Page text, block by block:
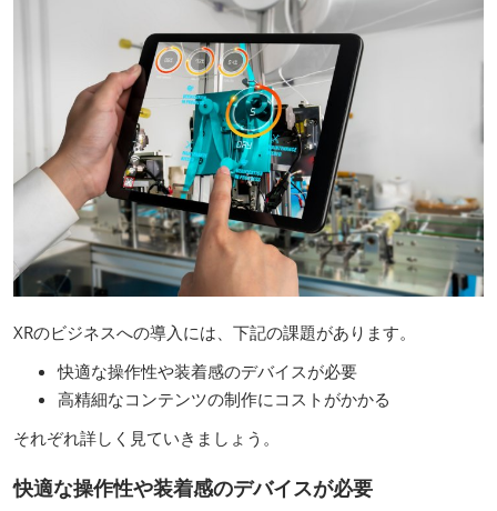
XRのビジネスへの導入には、下記の課題があります。
快適な操作性や装着感のデバイスが必要
高精細なコンテンツの制作にコストがかかる
それぞれ詳しく見ていきましょう。
快適な操作性や装着感のデバイスが必要